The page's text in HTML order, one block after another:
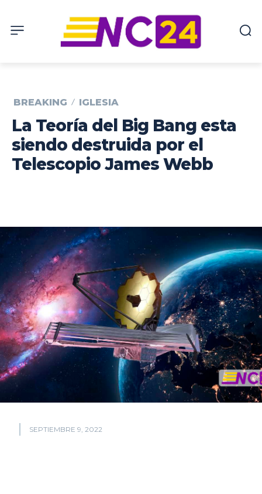
BREAKING IGLESIA
La Teoría del Big Bang esta
siendo destruida por el
Telescopio James Webb
SEPTIEMBRE 9, 2022